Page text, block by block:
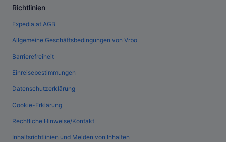
Richtlinien
Expedia.at AGB
Allgemeine Geschäftsbedingungen von Vrbo
Barrierefreiheit
Einreisebestimmungen
Datenschutzerklärung
Cookie-Erklärung
Rechtliche Hinweise/Kontakt
Inhaltsrichtlinien und Melden von Inhalten